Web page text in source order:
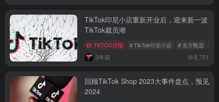
TikTok印尼小店重新开业后，迎来新一波
TikTok裁员潮
TKTOC日报 # TikTok印尼小店 # 东方甄选
3年前 8,751
回顾TikTok Shop 2023大事件盘点，预见
2024